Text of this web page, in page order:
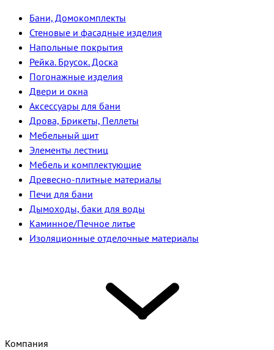
Бани, Домокомплекты
Стеновые и фасадные изделия
Напольные покрытия
Рейка. Брусок. Доска
Погонажные изделия
Двери и окна
Аксессуары для бани
Дрова, Брикеты, Пеллеты
Мебельный щит
Элементы лестниц
Мебель и комплектующие
Древесно-плитные материалы
Печи для бани
Дымоходы, баки для воды
Каминное/Печное литье
Изоляционные отделочные материалы
Компания